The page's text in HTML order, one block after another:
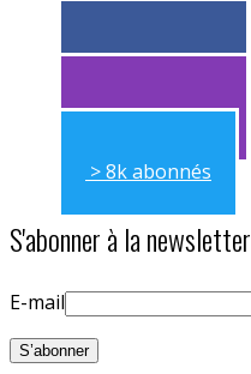
> 11k abonnés
> 11k abonnés
> 8k abonnés
S'abonner à la newsletter
E-mail